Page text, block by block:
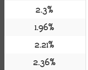
2.3%
1.96%
2.21%
2.36%